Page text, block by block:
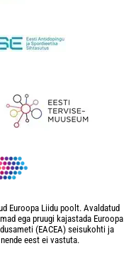
Euroopa Liidu poolt. Avaldatud
ega pruugi kajastada Euroopa
(EACEA) seisukohti ja
eest ei vastuta.